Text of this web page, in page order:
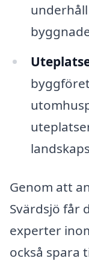
Genom att
Svärdsjö får
experter
också spara